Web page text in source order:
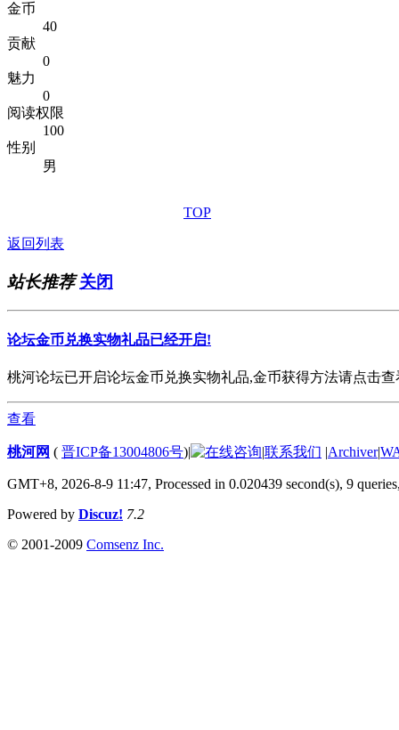
金币
40
贡献
0
魅力
0
阅读权限
100
性别
男
TOP
返回列表
站长推荐 关闭
论坛金币兑换实物礼品已经开启!
桃河论坛已开启论坛金币兑换实物礼品,金币获得方法请点击
查看
桃河网 ( 晋ICP备13004806号)| |联系我们 |Archiver|
GMT+8, 2026-8-9 11:47, Processed in 0.020439 second(s), 9
Powered by Discuz! 7.2
© 2001-2009 Comsenz Inc.